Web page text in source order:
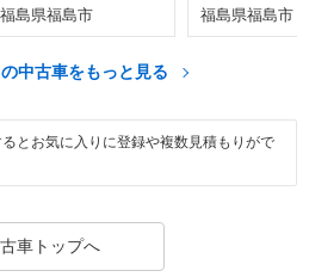
福島県福島市 福島県福島市
中古車をもっと見る
とお気に入りに登録や複数見積もりがで
車トップへ